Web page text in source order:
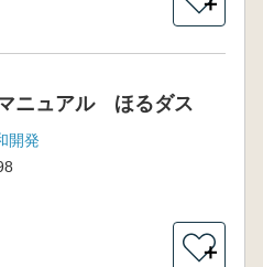
ニュアル ほるダス
開発
＋